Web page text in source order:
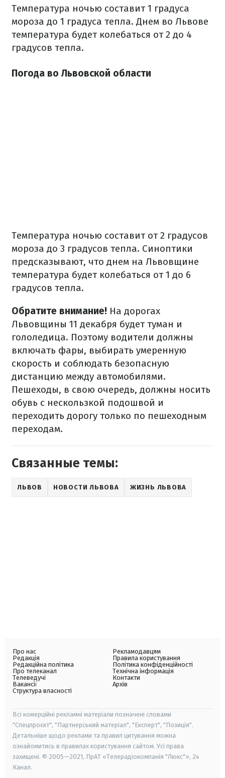
Температура ночью составит 1 градуса
мороза до 1 градуса тепла. Днем во Львове
температура будет колебаться от 2 до 4
градусов тепла.
Погода во Львовской области
Температура ночью составит от 2 градусов
мороза до 3 градусов тепла. Синоптики
предсказывают, что днем ​​на Львовщине
температура будет колебаться от 1 до 6
градусов тепла.
Обратите внимание! На дорогах
Львовщины 11 декабря будет туман и
гололедица. Поэтому водители должны
включать фары, выбирать умеренную
скорость и соблюдать безопасную
дистанцию ​​между автомобилями.
Пешеходы, в свою очередь, должны носить
обувь с нескользкой подошвой и
переходить дорогу только по пешеходным
переходам.
Связанные темы:
ЛЬВОВ НОВОСТИ ЛЬВОВА ЖИЗНЬ ЛЬВОВА
Про нас
Редакція
Редакційна політика
Про телеканал
Телеведучі
Вакансії
Структура власності
Рекламодавцям
Правила користування
Політика конфіденційності
Технічна інформація
Контакти
Архів
Всі комерційні рекламні матеріали позначені словами
"Спецпроєкт", "Партнерський матеріал", "Експерт", "Позиція".
Детальніше щодо реклами та правил цитування можна
ознайомитись в правилах користування сайтом. Усі права
захищені. © 2005—2021, ПрАТ «Телерадіокомпанія "Люкс"», 24
Канал.